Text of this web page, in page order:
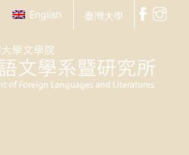
English 臺灣大學